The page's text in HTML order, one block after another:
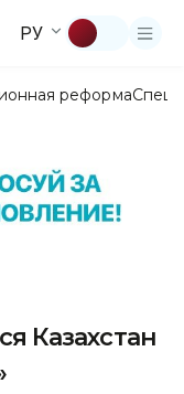
РУ
реформа
Казахстан